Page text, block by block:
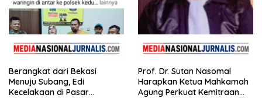
Berangkat dari Bekasi
Menuju Subang, Edi
Kecelakaan di Pasar
Prof. Dr. Sutan Nasomal
Harapkan Ketua Mahkamah
Agung Perkuat Kemitraan